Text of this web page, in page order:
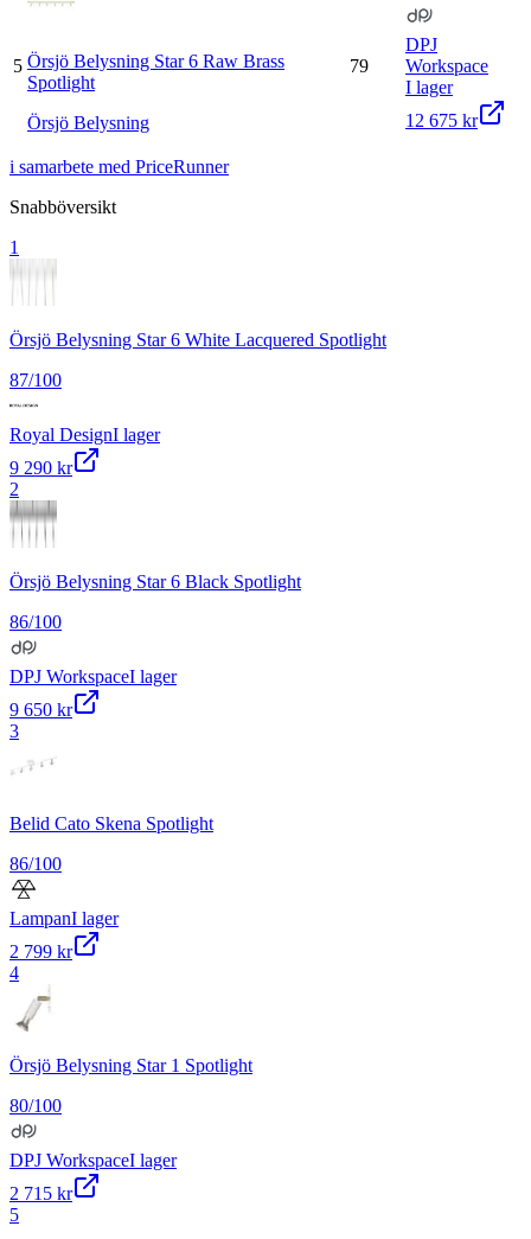
5 Örsjö Belysning Star 6 Raw Brass
Spotlight
Örsjö Belysning
79
DPJ
Workspace
I lager
12 675 kr
i samarbete med PriceRunner
Snabböversikt
1
Örsjö Belysning Star 6 White Lacquered Spotlight
87/100
Royal DesignI lager
9 290 kr
2
Örsjö Belysning Star 6 Black Spotlight
86/100
DPJ WorkspaceI lager
9 650 kr
3
Belid Cato Skena Spotlight
86/100
LampanI lager
2 799 kr
4
Örsjö Belysning Star 1 Spotlight
80/100
DPJ WorkspaceI lager
2 715 kr
5